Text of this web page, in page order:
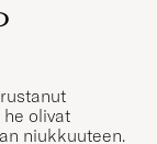
olivat
niukkuuteen.